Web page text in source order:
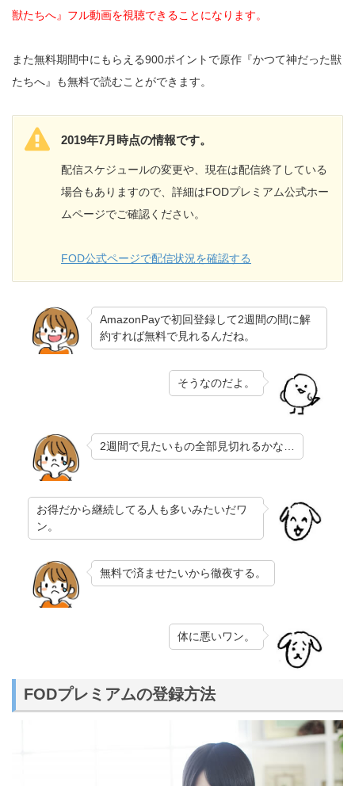
獣たちへ』フル動画を視聴できることになります。
また無料期間中にもらえる900ポイントで原作『かつて神だった獣
たちへ』も無料で読むことができます。
2019年7月時点の情報です。
配信スケジュールの変更や、現在は配信終了している
場合もありますので、詳細はFODプレミアム公式ホー
ムページでご確認ください。
FOD公式ページで配信状況を確認する
AmazonPayで初回登録して2週間の間に解
約すれば無料で見れるんだね。
そうなのだよ。
2週間で見たいもの全部見切れるかな…
お得だから継続してる人も多いみたいだワ
ン。
無料で済ませたいから徹夜する。
体に悪いワン。
FODプレミアムの登録方法